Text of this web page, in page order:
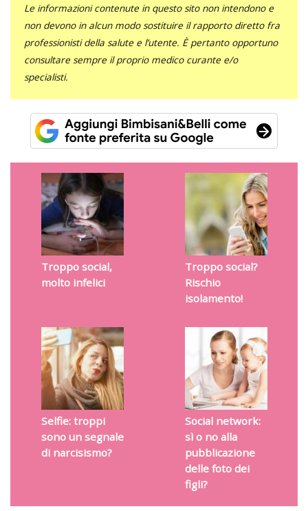
Le informazioni contenute in questo sito non intendono e
non devono in alcun modo sostituire il rapporto diretto fra
professionisti della salute e l’utente. È pertanto opportuno
consultare sempre il proprio medico curante e/o
specialisti.
Troppo social,
molto infelici
Troppo social?
Rischio
isolamento!
Selfie: troppi
sono un segnale
di narcisismo?
Social network:
sì o no alla
pubblicazione
delle foto dei
figli?